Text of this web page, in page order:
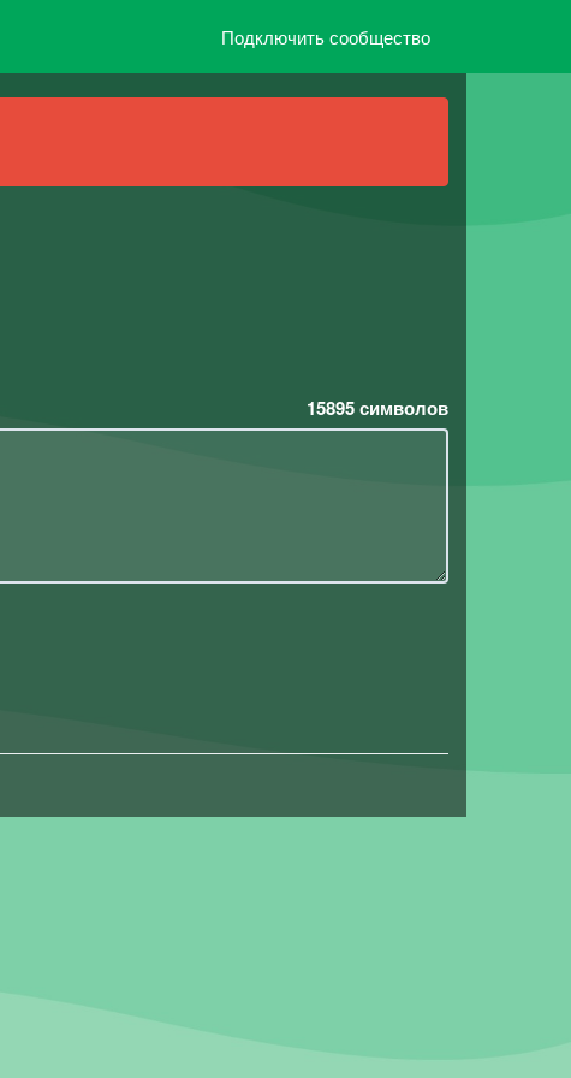
Подключить сообщество
15895символов